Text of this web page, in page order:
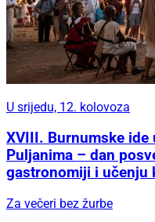
U srijedu, 12. kolovoza
XVIII. Burnumske ide
Puljanima – dan
gastronomiji i učenju
Za večeri bez žurbe